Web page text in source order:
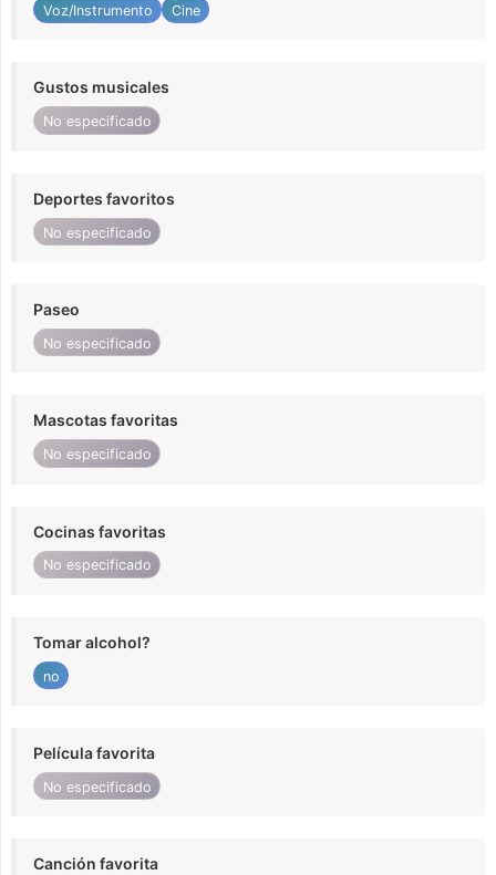
Voz/Instrumento Cine
Gustos musicales
No especificado
Deportes favoritos
No especificado
Paseo
No especificado
Mascotas favoritas
No especificado
Cocinas favoritas
No especificado
Tomar alcohol?
no
Película favorita
No especificado
Canción favorita